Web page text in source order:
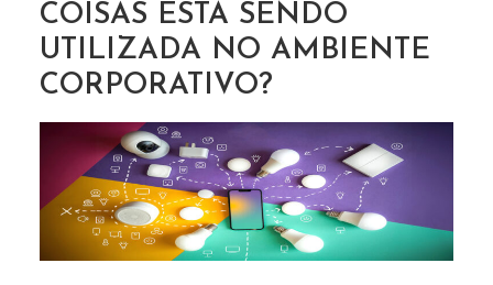
COISAS ESTÁ SENDO
UTILIZADA NO AMBIENTE
CORPORATIVO?